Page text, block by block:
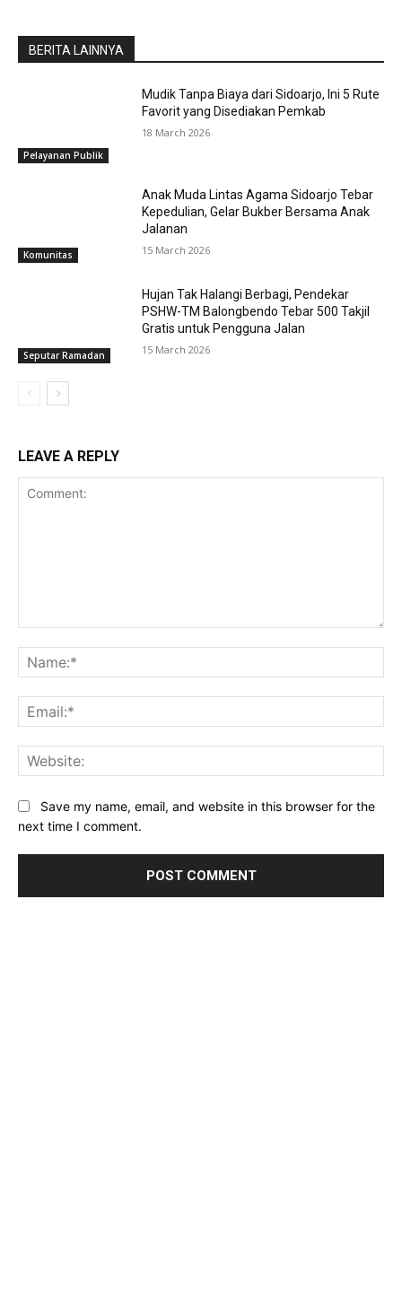
BERITA LAINNYA
Pelayanan Publik
Mudik Tanpa Biaya dari Sidoarjo, Ini 5 Rute
Favorit yang Disediakan Pemkab
18 March 2026
Komunitas
Anak Muda Lintas Agama Sidoarjo Tebar
Kepedulian, Gelar Bukber Bersama Anak
Jalanan
15 March 2026
Seputar Ramadan
Hujan Tak Halangi Berbagi, Pendekar
PSHW-TM Balongbendo Tebar 500 Takjil
Gratis untuk Pengguna Jalan
15 March 2026
LEAVE A REPLY
Save my name, email, and website in this browser for the
next time I comment.